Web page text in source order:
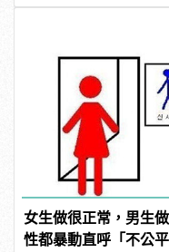
女生做很正常，男生
性都暴動直呼「不公平